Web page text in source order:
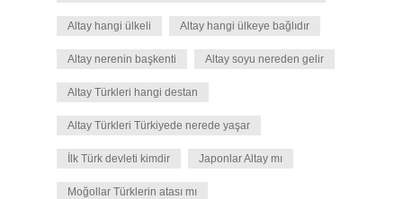
Altay hangi ülkeli Altay hangi ülkeye bağlıdır
Altay nerenin başkenti Altay soyu nereden gelir
Altay Türkleri hangi destan
Altay Türkleri Türkiyede nerede yaşar
İlk Türk devleti kimdir Japonlar Altay mı
Moğollar Türklerin atası mı